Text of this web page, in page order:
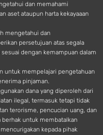
dan memahami
aset ataupun harta kekayaaan
mengetahui dan
persetujuan atas segala
dengan kemampuan dalam
untuk mempelajari pengetahuan
pinjaman.
dana yang diperoleh dari
ilegal, termasuk tetapi tidak
terorisme, pencucian uang, dan
berhak untuk membatalkan
kepada pihak